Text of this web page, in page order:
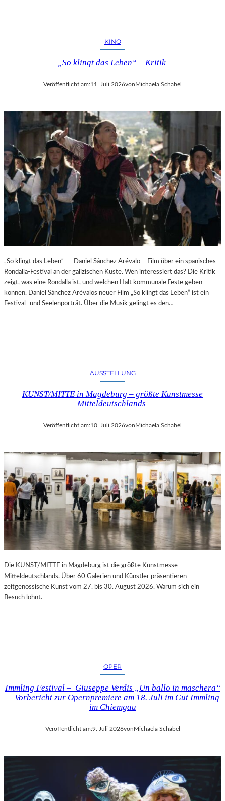
KINO
„So klingt das Leben“ – Kritik
Veröffentlicht am:11. Juli 2026vonMichaela Schabel
„So klingt das Leben“ – Daniel Sánchez Arévalo – Film über ein spanisches
Rondalla-Festival an der galizischen Küste. Wen interessiert das? Die Kritik
zeigt, was eine Rondalla ist, und welchen Halt kommunale Feste geben
können. Daniel Sánchez Arévalos neuer Film „So klingt das Leben“ ist ein
Festival- und Seelenporträt. Über die Musik gelingt es den…
AUSSTELLUNG
KUNST/MITTE in Magdeburg – größte Kunstmesse
Mitteldeutschlands
Veröffentlicht am:10. Juli 2026vonMichaela Schabel
Die KUNST/MITTE in Magdeburg ist die größte Kunstmesse
Mitteldeutschlands. Über 60 Galerien und Künstler präsentieren
zeitgenössische Kunst vom 27. bis 30. August 2026. Warum sich ein
Besuch lohnt.
OPER
Immling Festival – Giuseppe Verdis „Un ballo in maschera“
– Vorbericht zur Opernpremiere am 18. Juli im Gut Immling
im Chiemgau
Veröffentlicht am:9. Juli 2026vonMichaela Schabel